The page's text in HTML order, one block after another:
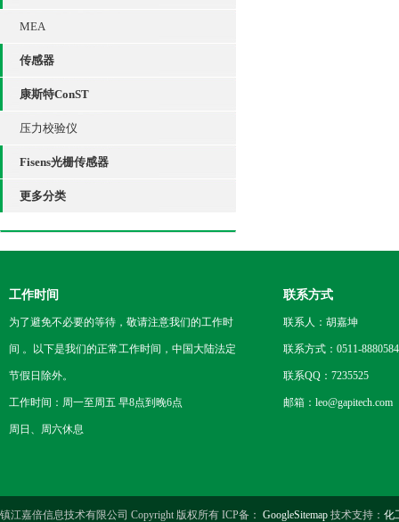
MEA
传感器
康斯特ConST
压力校验仪
Fisens光栅传感器
更多分类
工作时间
为了避免不必要的等待，敬请注意我们的工作时
间 。以下是我们的正常工作时间，中国大陆法定
节假日除外。
工作时间：周一至周五 早8点到晚6点
周日、周六休息
联系方式
联系人：胡嘉坤
联系方式：0511-
联系QQ：7235525
邮箱：leo@gapitech.com
镇江嘉倍信息技术有限公司 Copyright 版权所有 ICP备： GoogleSitemap 技术支持： 化